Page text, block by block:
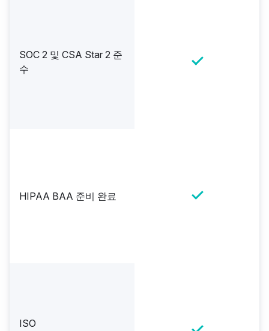
SOC 2 및 CSA Star 2 준
수
HIPAA BAA 준비 완료
ISO